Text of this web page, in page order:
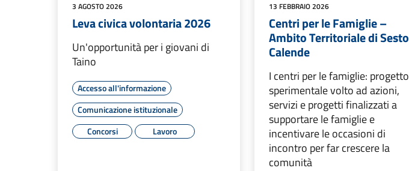
3 AGOSTO 2026
Leva civica volontaria 2026
Un'opportunità per i giovani di
Taino
Accesso all'informazione
Comunicazione istituzionale
Concorsi
Lavoro
13 FEBBRAIO 2026
Centri per le Famiglie –
Ambito Territoriale di Sesto
Calende
I centri per le famiglie: progetto
sperimentale volto ad azioni,
servizi e progetti finalizzati a
supportare le famiglie e
incentivare le occasioni di
incontro per far crescere la
comunità